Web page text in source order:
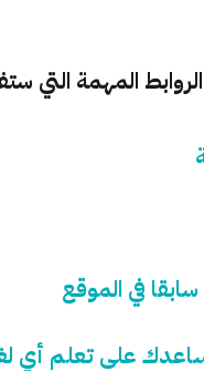
المهمة التي
في الموقع
على تعلم أي